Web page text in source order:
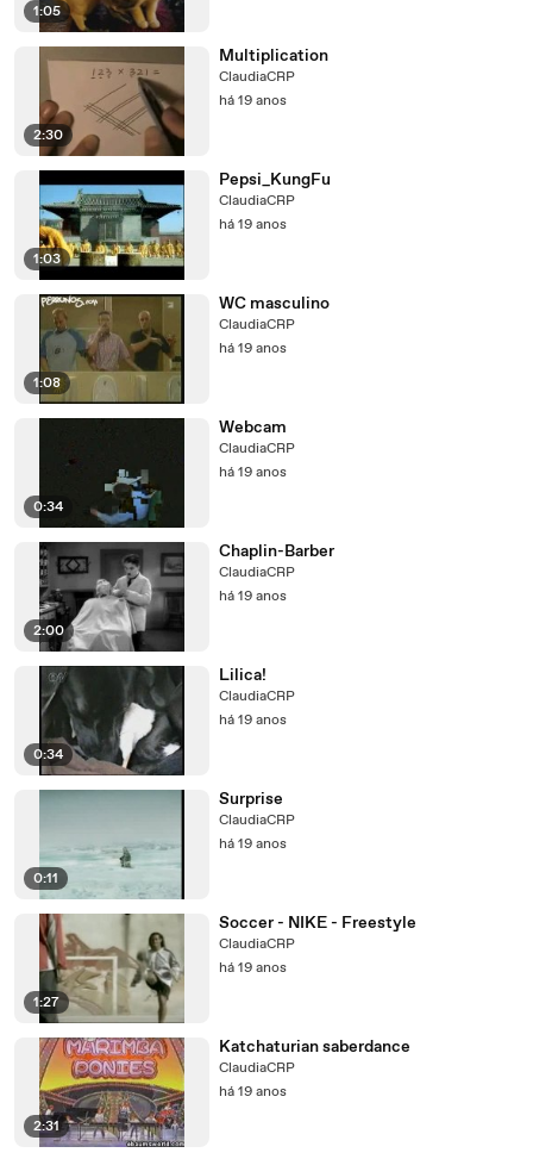
1:05
2:30
Multiplication
ClaudiaCRP
há 19 anos
1:03
Pepsi_KungFu
ClaudiaCRP
há 19 anos
1:08
WC masculino
ClaudiaCRP
há 19 anos
0:34
Webcam
ClaudiaCRP
há 19 anos
2:00
Chaplin-Barber
ClaudiaCRP
há 19 anos
0:34
Lilica!
ClaudiaCRP
há 19 anos
0:11
Surprise
ClaudiaCRP
há 19 anos
1:27
Soccer - NIKE - Freestyle
ClaudiaCRP
há 19 anos
2:31
Katchaturian saberdance
ClaudiaCRP
há 19 anos